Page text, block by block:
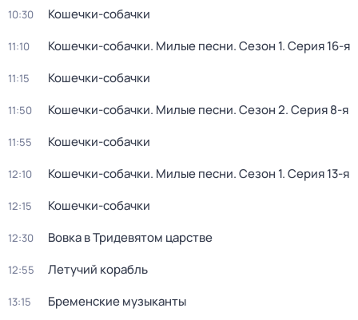
10:30 Кошечки-собачки
11:10 Кошечки-собачки. Милые песни. Сезон 1. Серия 16-я
11:15 Кошечки-собачки
11:50 Кошечки-собачки. Милые песни. Сезон 2. Серия 8-я
11:55 Кошечки-собачки
12:10 Кошечки-собачки. Милые песни. Сезон 1. Серия 13-я
12:15 Кошечки-собачки
12:30 Вовка в Тридевятом царстве
12:55 Летучий корабль
13:15 Бременские музыканты